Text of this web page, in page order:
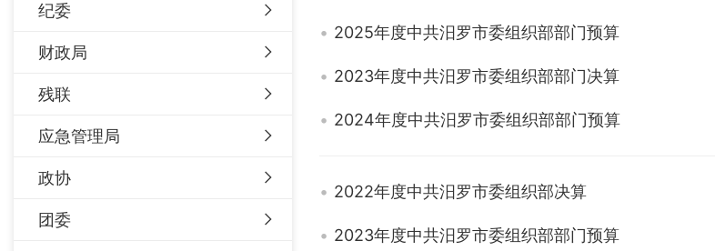
纪委
财政局
残联
应急管理局
政协
团委
2025年度中共汨罗市委组织部部门预算
2023年度中共汨罗市委组织部部门决算
2024年度中共汨罗市委组织部部门预算
2022年度中共汨罗市委组织部决算
2023年度中共汨罗市委组织部部门预算